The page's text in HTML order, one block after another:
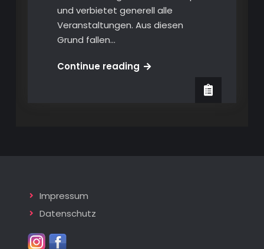
und verbietet generell alle
Veranstaltungen. Aus diesen
Grund fallen…
Continue readingShow-
Impressum
Datenschutz